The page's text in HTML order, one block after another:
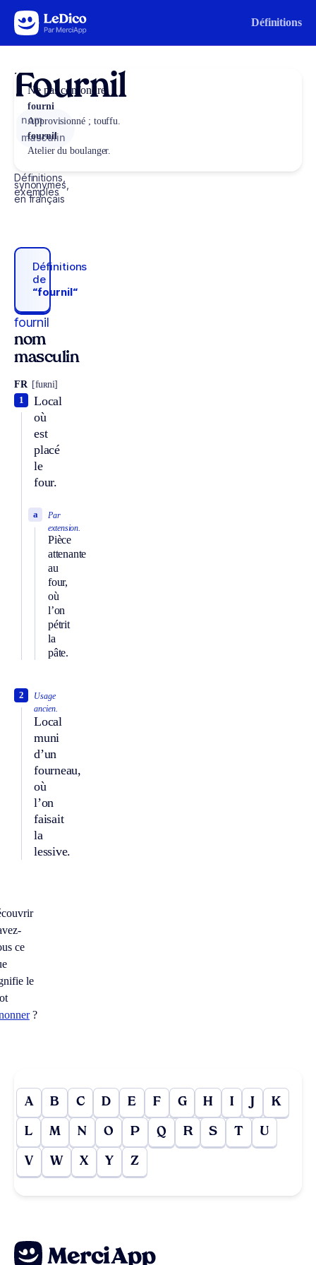
Aller au contenu Définitions
Fournil
nom
masculin
Définitions,
synonymes,
exemples
en français
Définitions
de
“fournil“
fournil
nom
masculin
FR [fuʀni]
Local
où
est
placé
le
four.
1
Par
extension.
Pièce
attenante
au
four,
où
l’on
pétrit
la
pâte.
a
Usage
ancien.
Local
muni
d’un
fourneau,
où
l’on
faisait
la
lessive.
2
ce
le
?
Ne pas confondre
fourni
Approvisionné ; touffu.
fournil
Atelier du boulanger.
A B C D E F G H I J K
L M N O P Q R S T U
V W X Y Z